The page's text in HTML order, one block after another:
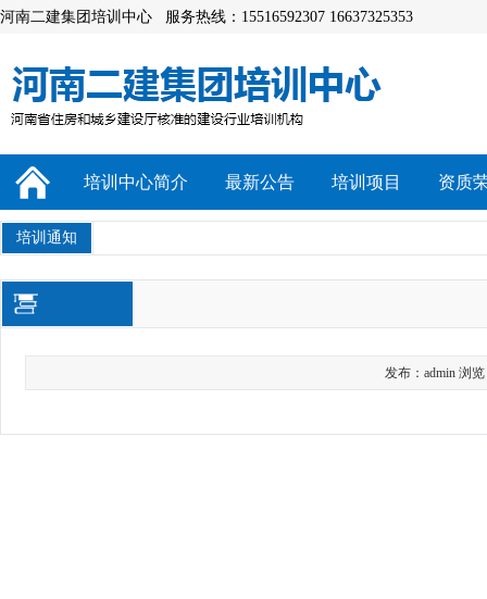
河南二建集团培训中心 服务热线：15516592307 16637325353
培训中心简介 最新公告 培训项目 资质
培训通知
发布：admin 浏